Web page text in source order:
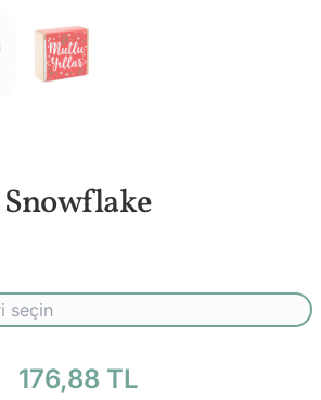
Snowflake
176,88 TL